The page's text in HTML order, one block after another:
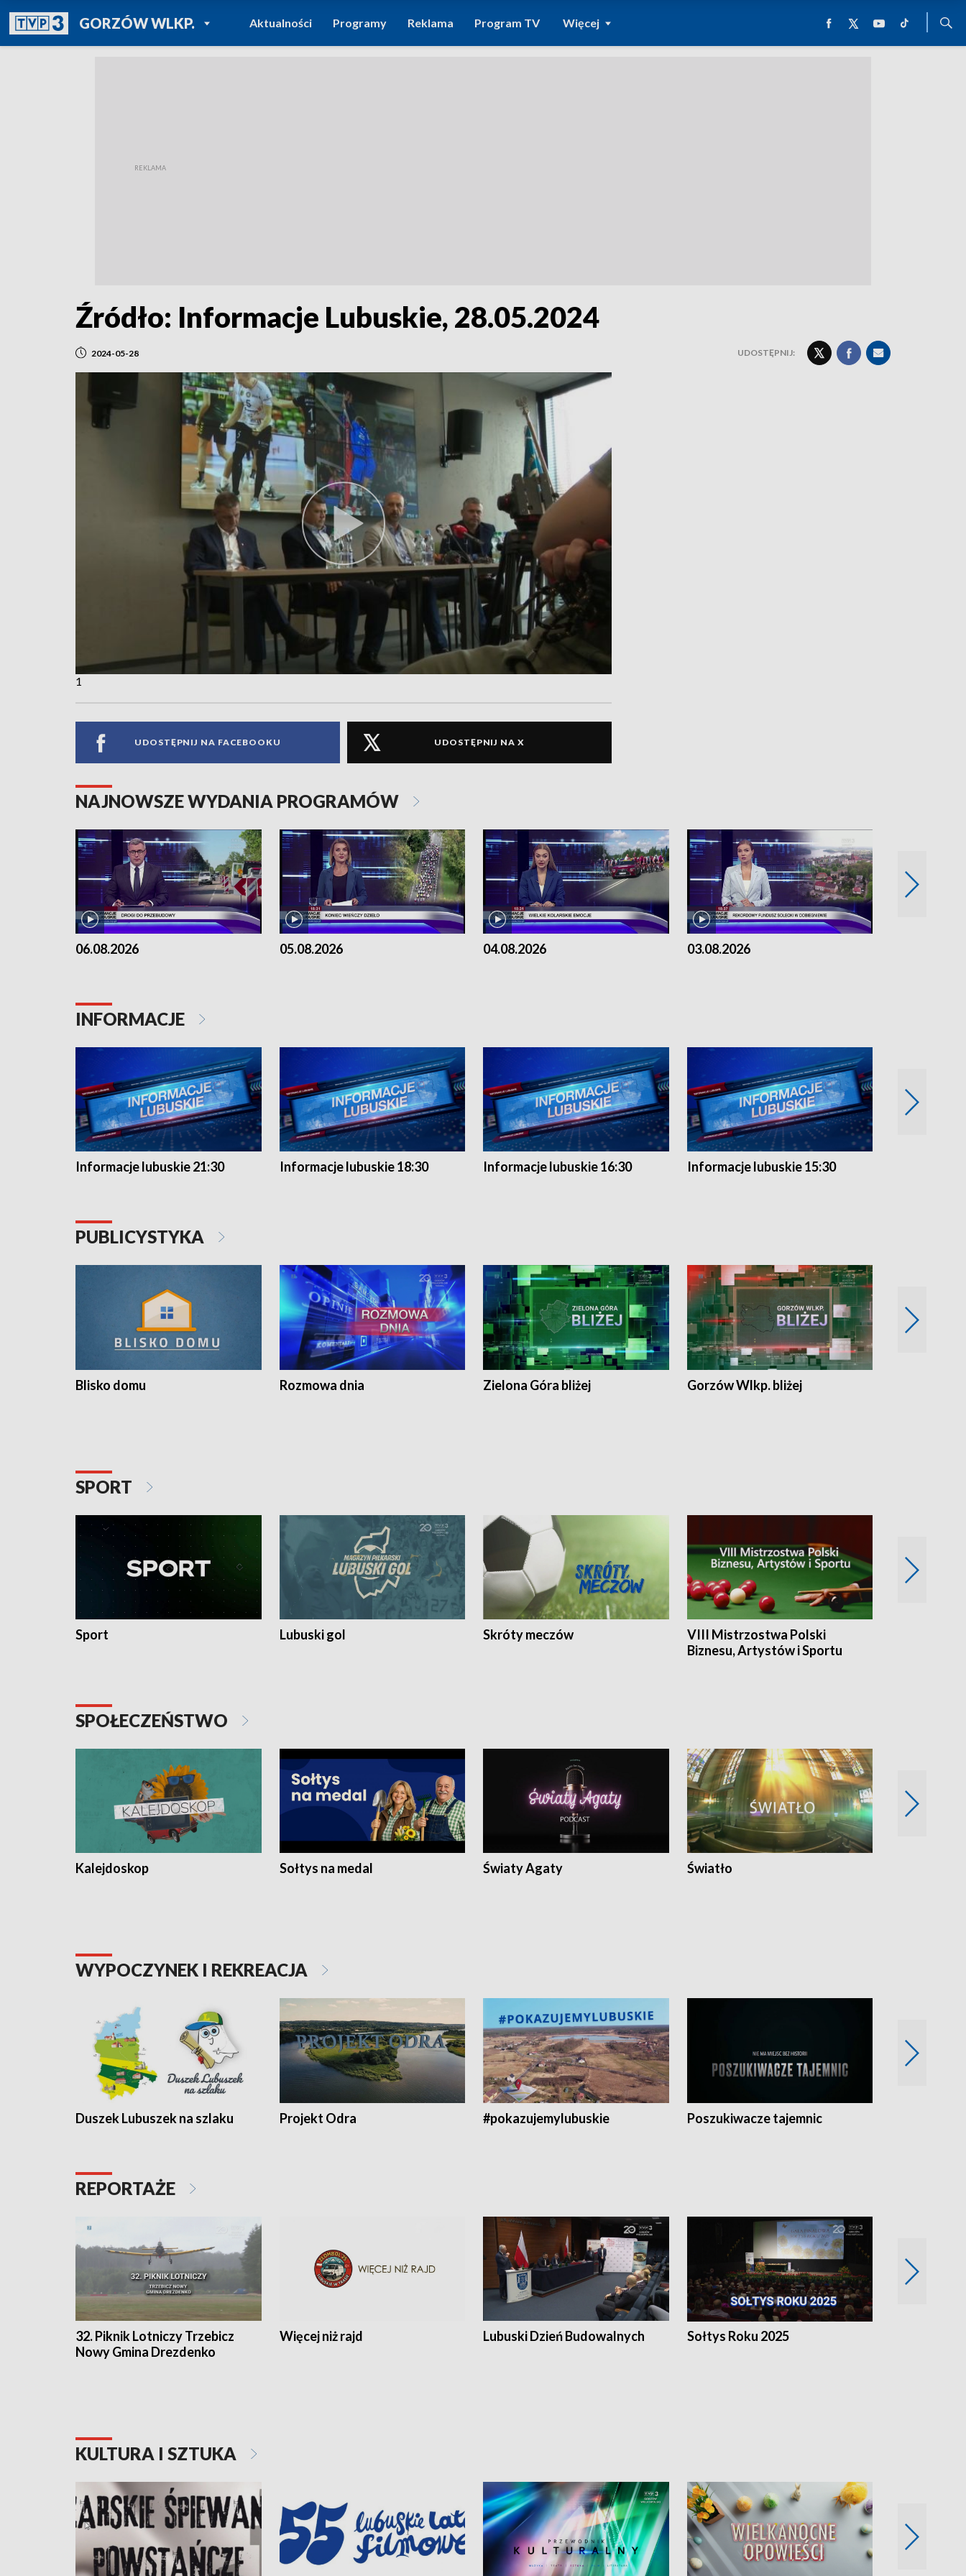
GORZÓW WLKP.POWRÓT DO
TVP REGIONY
Aktualności Programy Reklama Program TV Więcej
Źródło: Informacje Lubuskie, 28.05.2024
2024-05-28 UDOSTĘPNIJ:
1
UDOSTĘPNIJ NA FACEBOOKU UDOSTĘPNIJ NA X
NAJNOWSZE WYDANIA PROGRAMÓW
06.08.2026 05.08.2026 04.08.2026 03.08.2026
INFORMACJE
Informacje lubuskie 21:30 Informacje lubuskie 18:30 Informacje lubuskie 16:30 Informacje lubuskie 15:30
PUBLICYSTYKA
Blisko domu Rozmowa dnia Zielona Góra bliżej Gorzów Wlkp. bliżej
SPORT
Sport Lubuski gol Skróty meczów
VIII Mistrzostwa Polski
Biznesu, Artystów i Sportu
SPOŁECZEŃSTWO
Kalejdoskop Sołtys na medal Światy Agaty Światło
WYPOCZYNEK I REKREACJA
Duszek Lubuszek na szlaku Projekt Odra #pokazujemylubuskie Poszukiwacze tajemnic
REPORTAŻE
32. Piknik Lotniczy Trzebicz
Nowy Gmina Drezdenko
Więcej niż rajd Lubuski Dzień Budowalnych Sołtys Roku 2025
KULTURA I SZTUKA